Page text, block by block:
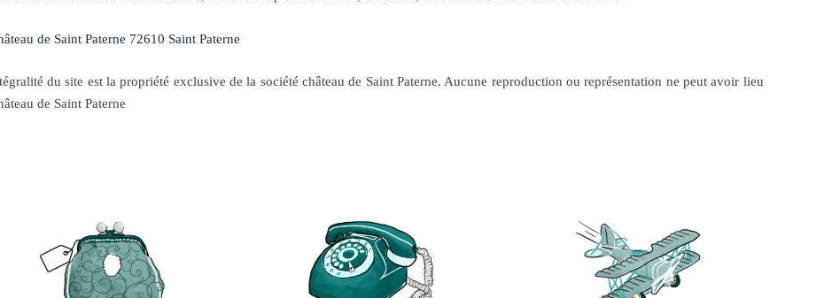
de Saint Paterne 72610 Saint Paterne
du site est la propriété exclusive de la société château de Saint Paterne. Aucune reproduction ou représentation ne peut avoir lieu
de Saint Paterne